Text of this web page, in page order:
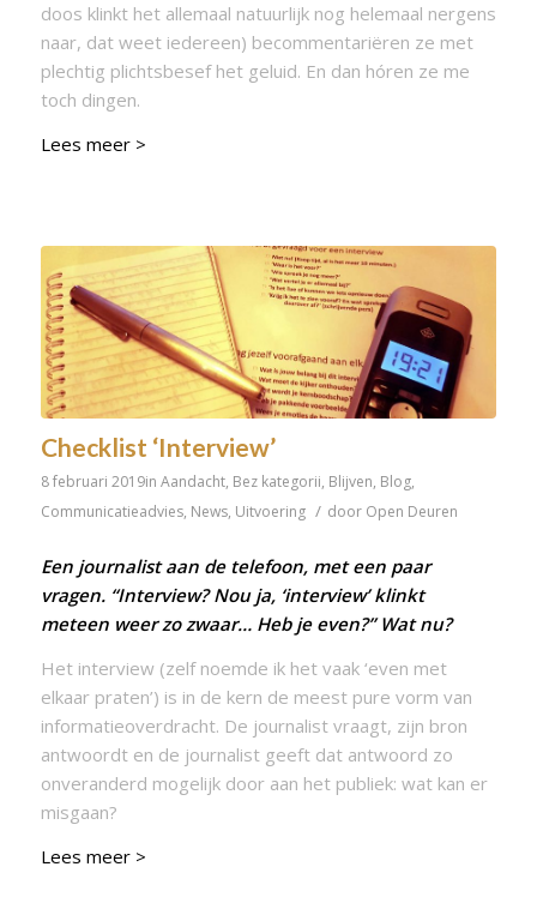
doos klinkt het allemaal natuurlijk nog helemaal nergens
naar, dat weet iedereen) becommentariëren ze met
plechtig plichtsbesef het geluid. En dan hóren ze me
toch dingen.
Lees meer >
Checklist ‘Interview’
8 februari 2019in Aandacht, Bez kategorii, Blijven, Blog,
Communicatieadvies, News, Uitvoering / door Open Deuren
Een journalist aan de telefoon, met een paar
vragen. “Interview? Nou ja, ‘interview’ klinkt
meteen weer zo zwaar… Heb je even?” Wat nu?
Het interview (zelf noemde ik het vaak ‘even met
elkaar praten’) is in de kern de meest pure vorm van
informatieoverdracht. De journalist vraagt, zijn bron
antwoordt en de journalist geeft dat antwoord zo
onveranderd mogelijk door aan het publiek: wat kan er
misgaan?
Lees meer >